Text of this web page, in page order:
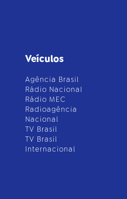
Veículos
Agência Brasil
Rádio Nacional
Rádio MEC
Radioagência
Nacional
TV Brasil
TV Brasil
Internacional